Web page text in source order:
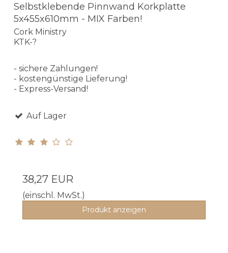
Selbstklebende Pinnwand Korkplatte
5x455x610mm - MIX Farben!
Cork Ministry
KTK-?
- sichere Zahlungen!
- kostengünstige Lieferung!
- Express-Versand!
Auf Lager
38,27 EUR
(einschl. MwSt.)
Produkt anzeigen